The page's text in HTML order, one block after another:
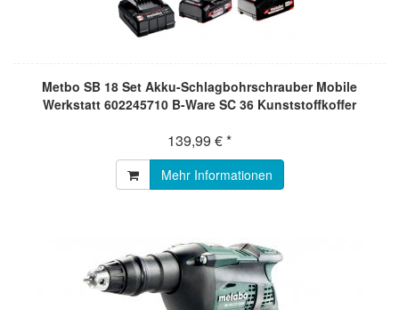
Metbo SB 18 Set Akku-Schlagbohrschrauber Mobile
Werkstatt 602245710 B-Ware SC 36 Kunststoffkoffer
139,99 € *
Mehr Informationen